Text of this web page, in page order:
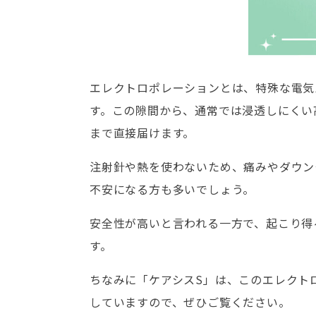
エレクトロポレーションとは、特殊な電
す。この隙間から、通常では浸透しにく
まで直接届けます。
注射針や熱を使わないため、痛みやダウ
不安になる方も多いでしょう。
安全性が高いと言われる一方で、起こり
す。
ちなみに「ケアシスS」は、このエレク
していますので、ぜひご覧ください。